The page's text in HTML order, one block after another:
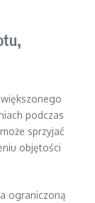
podczas
sprzyjać
objętości
ograniczoną